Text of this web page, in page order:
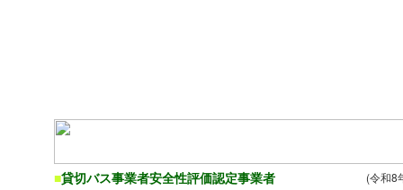
■貸切バス事業者安全性評価認定事業者 (令和8